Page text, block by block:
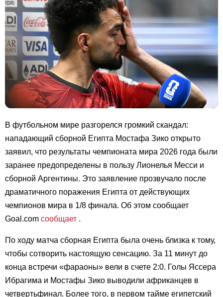
В футбольном мире разгорелся громкий скандал:
нападающий сборной Египта Мостафа Зико открыто
заявил, что результаты чемпионата мира 2026 года были
заранее предопределены в пользу Лионелья Месси и
сборной Аргентины. Это заявление прозвучало после
драматичного поражения Египта от действующих
чемпионов мира в 1/8 финала. Об этом сообщает
Goal.com сообщает .
По ходу матча сборная Египта была очень близка к тому,
чтобы сотворить настоящую сенсацию. За 11 минут до
конца встречи «фараоны» вели в счете 2:0. Голы Яссера
Ибрагима и Мостафы Зико выводили африканцев в
четвертьфинал. Более того, в первом тайме египетский